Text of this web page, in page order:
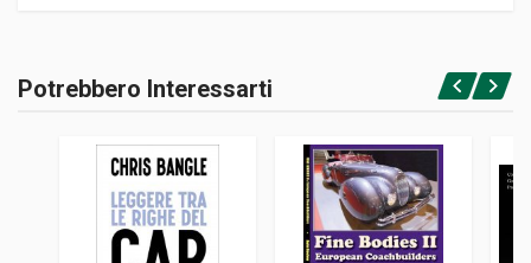
Accedi o registrati
Potrebbero Interessarti